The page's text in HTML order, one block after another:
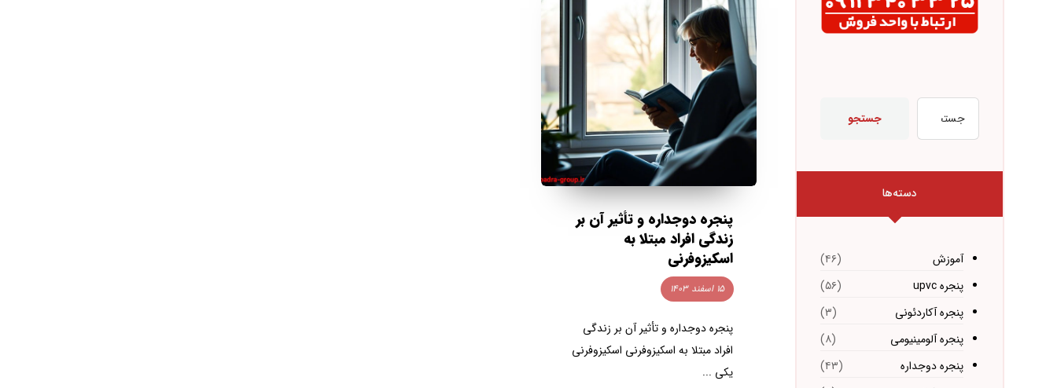
پنجره دوجداره و تأثیر آن بر
زندگی افراد مبتلا به
اسکیزوفرنی
۱۵ اسفند ۱۴۰۳
پنجره دوجداره و تأثیر آن بر زندگی
افراد مبتلا به اسکیزوفرنی اسکیزوفرنی
یکی ...
جستجو
دسته‌ها
آموزش
(۴۶)
پنجره upvc
(۵۶)
پنجره آکاردئونی
(۳)
پنجره آلومینیومی
(۸)
پنجره دوجداره
(۴۳)